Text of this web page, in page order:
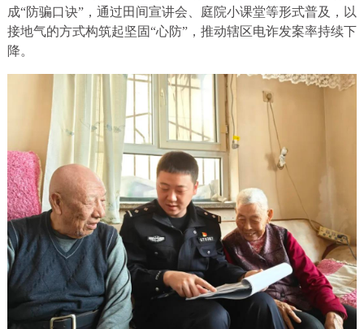
成“防骗口诀”，通过田间宣讲会、庭院小课堂等形式普及，以
接地气的方式构筑起坚固“心防”，推动辖区电诈发案率持续下
降。